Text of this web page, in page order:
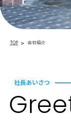
TOP 会社紹介
社長あいさつ
Gr